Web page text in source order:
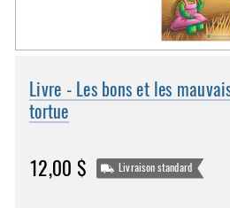
Livre - Les bons et les
tortue
12,00 $ Livraison standard